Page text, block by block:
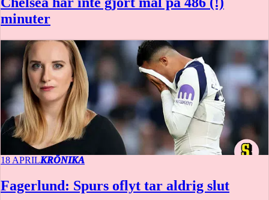
minuter
18 APRILKRÖNIKA
Fagerlund: Spurs oflyt tar aldrig slut